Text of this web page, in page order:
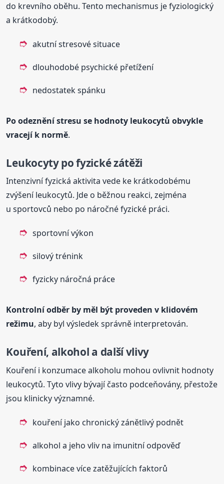
do krevního oběhu. Tento mechanismus je fyziologický
a krátkodobý.
akutní stresové situace
dlouhodobé psychické přetížení
nedostatek spánku
Po odeznění stresu se hodnoty leukocytů obvykle
vracejí k normě.
Leukocyty po fyzické zátěži
Intenzivní fyzická aktivita vede ke krátkodobému
zvýšení leukocytů. Jde o běžnou reakci, zejména
u sportovců nebo po náročné fyzické práci.
sportovní výkon
silový trénink
fyzicky náročná práce
Kontrolní odběr by měl být proveden v klidovém
režimu, aby byl výsledek správně interpretován.
Kouření, alkohol a další vlivy
Kouření i konzumace alkoholu mohou ovlivnit hodnoty
leukocytů. Tyto vlivy bývají často podceňovány, přestože
jsou klinicky významné.
kouření jako chronický zánětlivý podnět
alkohol a jeho vliv na imunitní odpověď
kombinace více zatěžujících faktorů